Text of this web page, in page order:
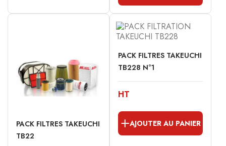
PACK FILTRES TAKEUCHI
TB22
PACK FILTRES TAKEUCHI
TB228 N°1
HT
AJOUTER AU PANIER